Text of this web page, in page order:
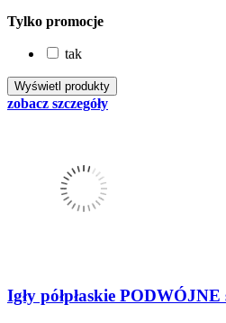
Tylko promocje
tak
zobacz szczegóły
Igły półpłaskie